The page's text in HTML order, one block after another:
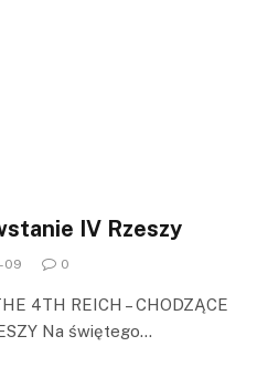
IV Rzeszy
09 0
4TH REICH – CHODZĄCE
Na świętego…